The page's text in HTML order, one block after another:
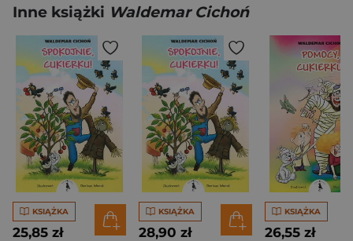
Inne książki Waldemar Cichoń
KSIĄŻKA
25,85 zł
KSIĄŻKA
28,90 zł
KSIĄŻKA
26,55 zł